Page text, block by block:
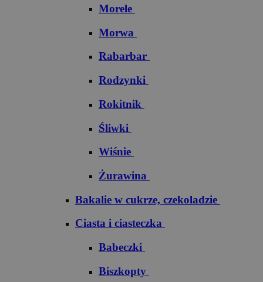
Morele
Morwa
Rabarbar
Rodzynki
Rokitnik
Śliwki
Wiśnie
Żurawina
Bakalie w cukrze, czekoladzie
Ciasta i ciasteczka
Babeczki
Biszkopty